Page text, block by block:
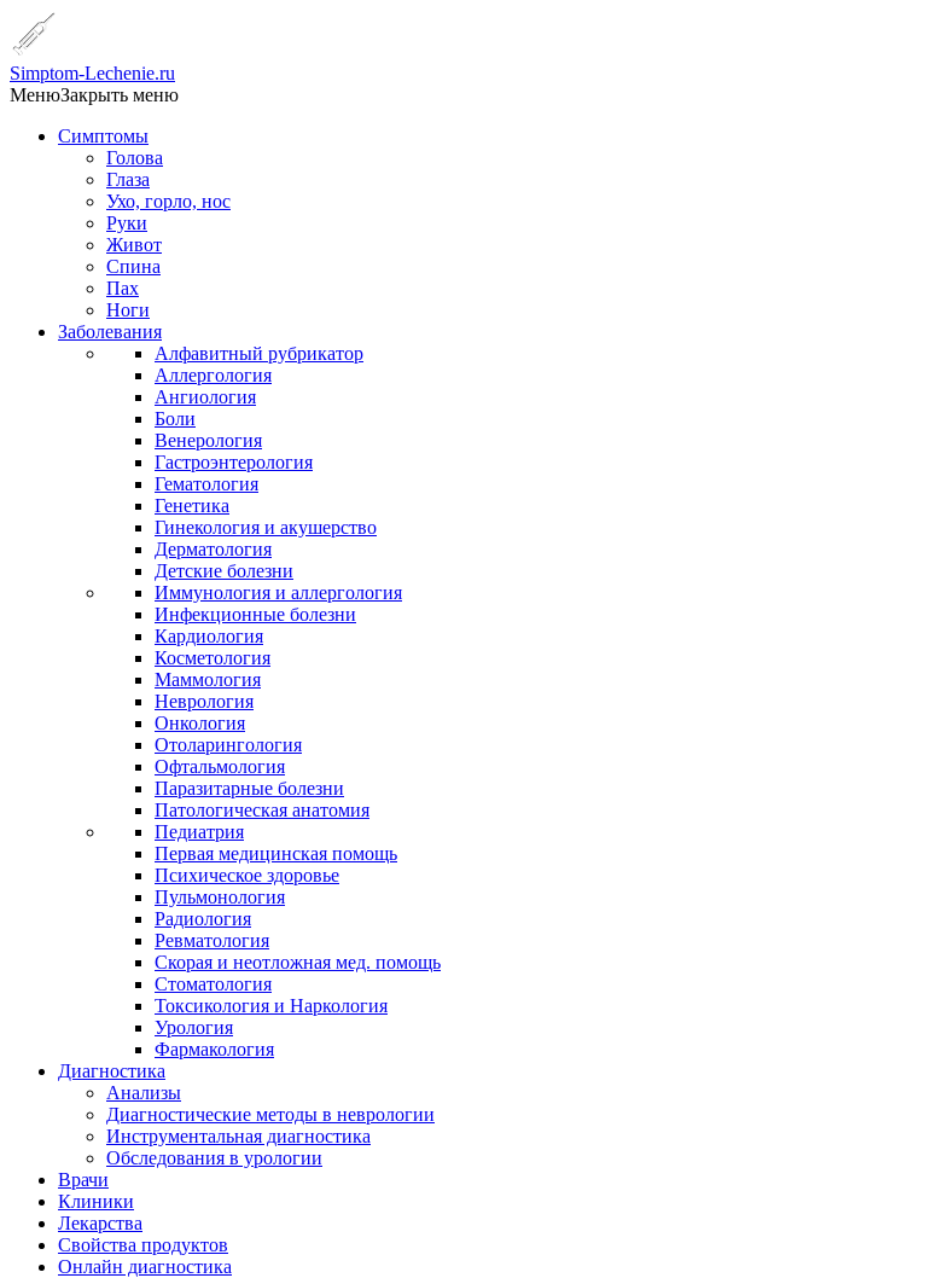
Simptom-Lechenie.ru
МенюЗакрыть меню
Симптомы
Голова
Глаза
Ухо, горло, нос
Руки
Живот
Спина
Пах
Ноги
Заболевания
Алфавитный рубрикатор
Аллергология
Ангиология
Боли
Венерология
Гастроэнтерология
Гематология
Генетика
Гинекология и акушерство
Дерматология
Детские болезни
Иммунология и аллергология
Инфекционные болезни
Кардиология
Косметология
Маммология
Неврология
Онкология
Отоларингология
Офтальмология
Паразитарные болезни
Патологическая анатомия
Педиатрия
Первая медицинская помощь
Психическое здоровье
Пульмонология
Радиология
Ревматология
Скорая и неотложная мед. помощь
Стоматология
Токсикология и Наркология
Урология
Фармакология
Диагностика
Анализы
Диагностические методы в неврологии
Инструментальная диагностика
Обследования в урологии
Врачи
Клиники
Лекарства
Свойства продуктов
Онлайн диагностика